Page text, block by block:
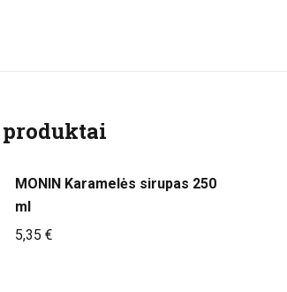
produktai
MONIN Karamelės sirupas 250
ml
5,35 €